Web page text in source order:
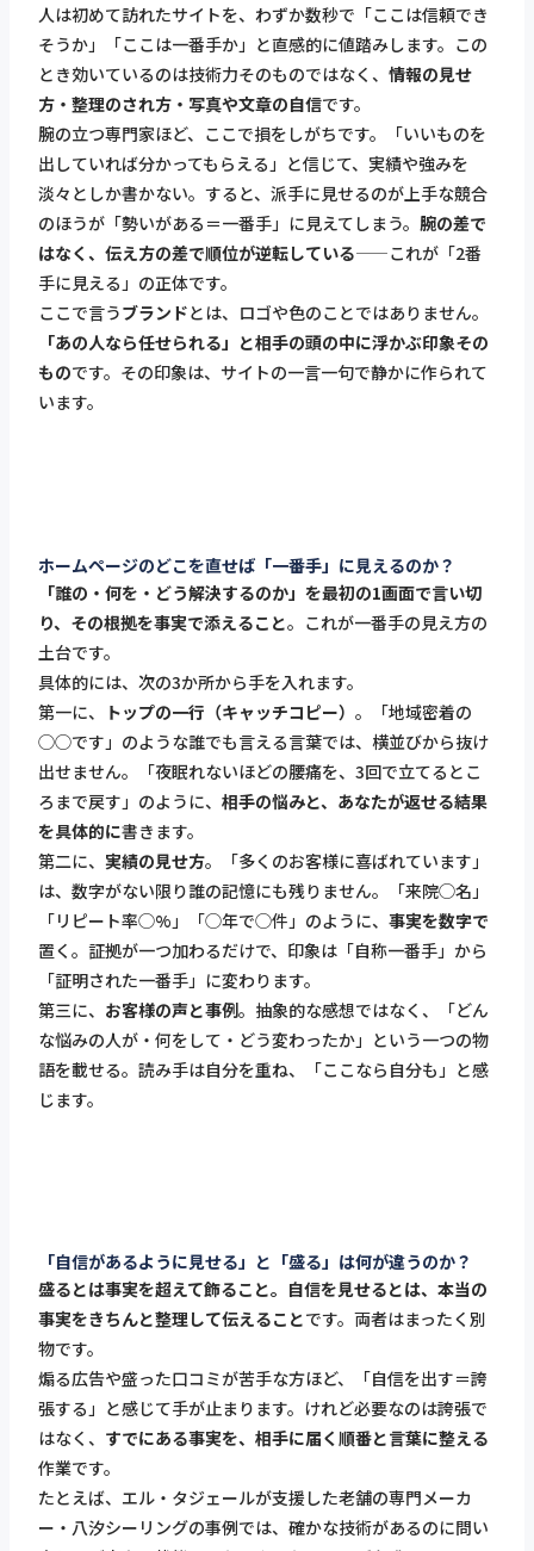
人は初めて訪れたサイトを、わずか数秒で「ここは信頼でき
そうか」「ここは一番手か」と直感的に値踏みします。この
とき効いているのは技術力そのものではなく、 情報の見せ
方・整理のされ方・写真や文章の自信です。
腕の立つ専門家ほど、ここで損をしがちです。「いいものを
出していれば分かってもらえる」と信じて、実績や強みを
淡々としか書かない。すると、派手に見せるのが上手な競合
のほうが「勢いがある＝一番手」に見えてしまう。 腕の差で
はなく、伝え方の差で順位が逆転している——これが「2番
手に見える」の正体です。
ここで言うブランドとは、ロゴや色のことではありません。
「あの人なら任せられる」と相手の頭の中に浮かぶ印象その
ものです。その印象は、サイトの一言一句で静かに作られて
います。
ホームページのどこを直せば「一番手」に見えるのか？
「誰の・何を・どう解決するのか」を最初の1画面で言い切
り、その根拠を事実で添えること。これが一番手の見え方の
土台です。
具体的には、次の3か所から手を入れます。
第一に、
トップの一行（キャッチコピー） 。「地域密着の
◯◯です」のような誰でも言える言葉では、横並びから抜け
出せません。「夜眠れないほどの腰痛を、3回で立てるとこ
ろまで戻す」のように、 相手の悩みと、あなたが返せる結果
を具体的に書きます。
第二に、 実績の見せ方。「多くのお客様に喜ばれています」
は、数字がない限り誰の記憶にも残りません。「来院◯名」
「リピート率◯%」「◯年で◯件」のように、 事実を数字で
置く。証拠が一つ加わるだけで、印象は「自称一番手」から
「証明された一番手」に変わります。
第三に、 お客様の声と事例。抽象的な感想ではなく、「どん
な悩みの人が・何をして・どう変わったか」という一つの物
語を載せる。読み手は自分を重ね、「ここなら自分も」と感
じます。
「自信があるように見せる」と「盛る」は何が違うのか？
盛るとは事実を超えて飾ること。自信を見せるとは、本当の
事実をきちんと整理して伝えることです。両者はまったく別
物です。
煽る広告や盛った口コミが苦手な方ほど、「自信を出す＝誇
張する」と感じて手が止まります。けれど必要なのは誇張で
はなく、 すでにある事実を、相手に届く順番と言葉に整える
作業です。
たとえば、エル・タジェールが支援した老舗の専門メーカ
ー・八汐シーリングの事例では、確かな技術があるのに問い